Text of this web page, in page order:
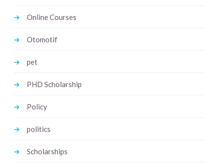
Online Courses
Otomotif
pet
PHD Scholarship
Policy
politics
Scholarships